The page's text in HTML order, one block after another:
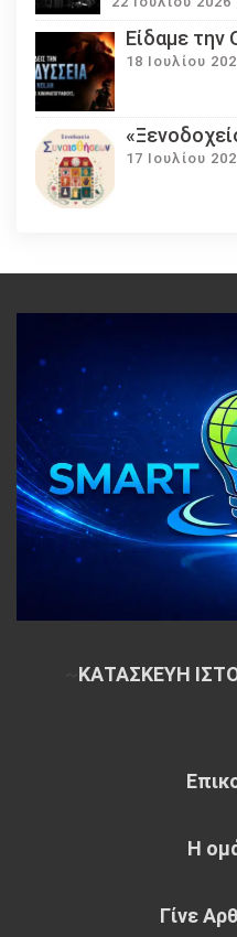
Eίδαμε
18 Ιουλίου
17 Ιουλίου
ΚΑΤΑΣΚΕΥΗ
Η
Γίνε